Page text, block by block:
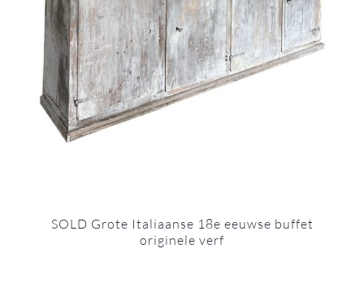
SOLD Grote Italiaanse 18e eeuwse buffet
originele verf